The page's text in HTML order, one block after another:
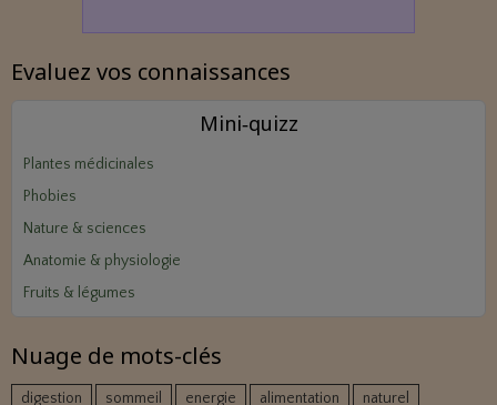
Evaluez vos connaissances
Mini‑quizz
Plantes médicinales
Phobies
Nature & sciences
Anatomie & physiologie
Fruits & légumes
Nuage de mots-clés
digestion sommeil energie alimentation
naturel